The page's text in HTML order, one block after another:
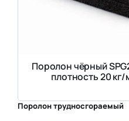
Поролон чёрный
плотность 20 кг/
Поролон трудносгораемый